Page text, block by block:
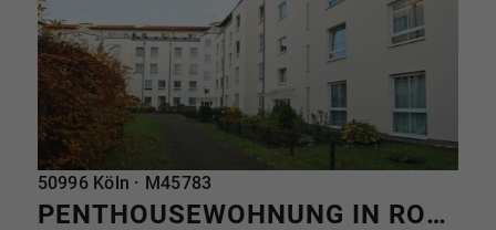
REFERENZ
50996 Köln · M45783
PENTHOUSEWOHNUNG IN RODENKIRCHEN - SCHICKE 4 ZIMMERWOHNUNG MIT 3 TERRASSEN UND KAMIN